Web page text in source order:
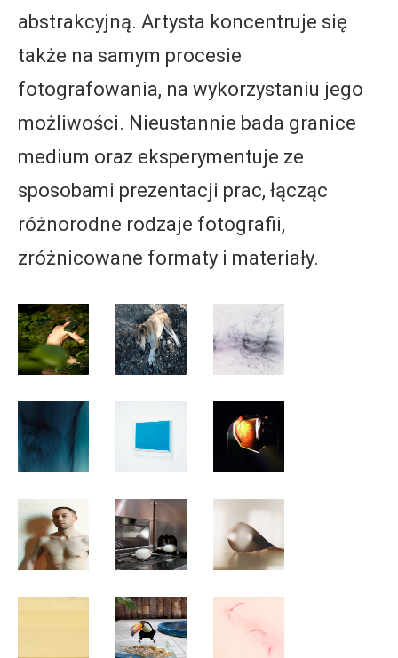
abstrakcyjną. Artysta koncentruje się
także na samym procesie
fotografowania, na wykorzystaniu jego
możliwości. Nieustannie bada granice
medium oraz eksperymentuje ze
sposobami prezentacji prac, łącząc
różnorodne rodzaje fotografii,
zróżnicowane formaty i materiały.